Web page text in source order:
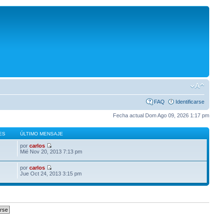
FAQ Identificarse
Fecha actual Dom Ago 09, 2026 1:17 pm
ÚLTIMO MENSAJE
porcarlos
Mié Nov 20, 2013 7:13 pm
porcarlos
Jue Oct 24, 2013 3:15 pm